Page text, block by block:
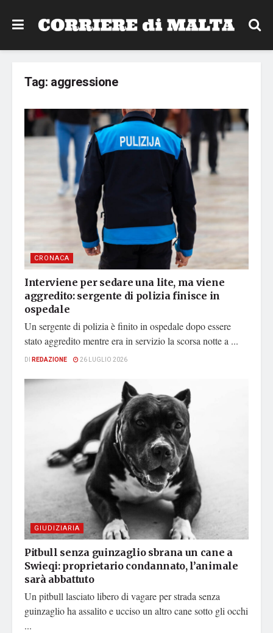
Tag: aggressione
CRONACA
Interviene per sedare una lite, ma viene
aggredito: sergente di polizia finisce in
ospedale
Un sergente di polizia è finito in ospedale dopo essere
stato aggredito mentre era in servizio la scorsa notte a ...
DI REDAZIONE 26 LUGLIO 2026
GIUDIZIARIA
Pitbull senza guinzaglio sbrana un cane a
Swieqi: proprietario condannato, l’animale
sarà abbattuto
Un pitbull lasciato libero di vagare per strada senza
guinzaglio ha assalito e ucciso un altro cane sotto gli occhi
...